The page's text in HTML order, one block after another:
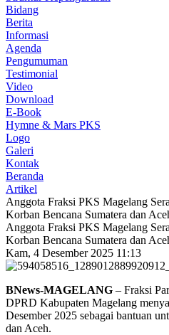
Bidang
Berita
Informasi
Agenda
Pengumuman
Testimonial
Video
Download
E-Book
Hymne & Mars PKS
Logo
Galeri
Kontak
Beranda
Artikel
Anggota Fraksi PKS Magelang
Korban Bencana Sumatera dan
Anggota Fraksi PKS Magelang
Korban Bencana Sumatera dan
Kam, 4 Desember 2025 11:13
BNews-MAGELANG – Fraksi
DPRD Kabupaten Magelang
Desember 2025 sebagai bantuan
dan Aceh.